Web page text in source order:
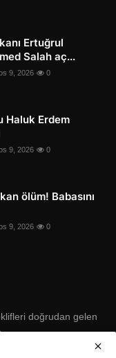
Ertuğrul
Salah aç...
9, 2026 0
Haluk Erdem
9, 2026 0
ölüm! Babasını
9, 2026 0
doğrudan gelen